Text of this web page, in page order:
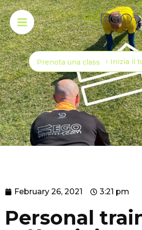
Prenota una class Inizia il
February 26, 2021 3:21 pm
Personal